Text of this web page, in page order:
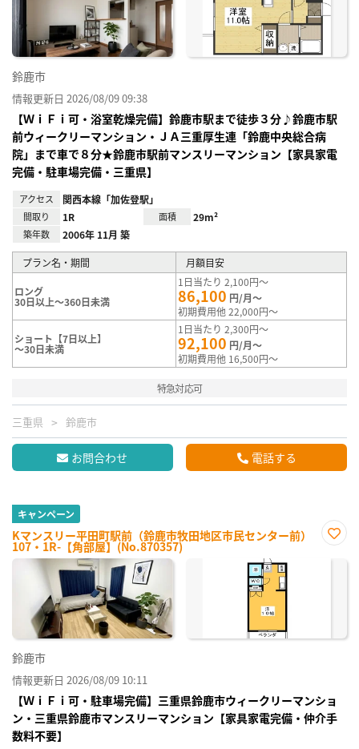
録
鈴鹿市
情報更新日 2026/08/09 09:38
【ＷｉＦｉ可・浴室乾燥完備】鈴鹿市駅まで徒歩３分♪鈴鹿市駅
前ウィークリーマンション・ＪＡ三重厚生連「鈴鹿中央総合病
院」まで車で８分★鈴鹿市駅前マンスリーマンション【家具家電
完備・駐車場完備・三重県】
アクセス 関西本線「加佐登駅」
間取り 1R 面積 29m²
築年数 2006年 11月 築
プラン名・期間 月額目安
ロング
30日以上～360日未満
1日当たり 2,100円～
86,100 円/月～
初期費用他 22,000円～
ショート【7日以上】
～30日未満
1日当たり 2,300円～
92,100 円/月～
初期費用他 16,500円～
特急対応可
三重県 鈴鹿市
お問合わせ 電話する
キャンペーン
Kマンスリー平田町駅前（鈴鹿市牧田地区市民センター前）
107・1R-【角部屋】(No.870357)
に入
鈴鹿市
情報更新日 2026/08/09 10:11
【ＷｉＦｉ可・駐車場完備】三重県鈴鹿市ウィークリーマンショ
ン・三重県鈴鹿市マンスリーマンション【家具家電完備・仲介手
数料不要】